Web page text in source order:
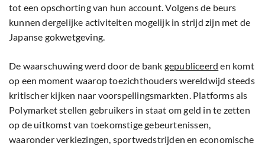
tot een opschorting van hun account. Volgens de beurs
kunnen dergelijke activiteiten mogelijk in strijd zijn met de
Japanse gokwetgeving.
De waarschuwing werd door de bank gepubliceerd en komt
op een moment waarop toezichthouders wereldwijd steeds
kritischer kijken naar voorspellingsmarkten. Platforms als
Polymarket stellen gebruikers in staat om geld in te zetten
op de uitkomst van toekomstige gebeurtenissen,
waaronder verkiezingen, sportwedstrijden en economische